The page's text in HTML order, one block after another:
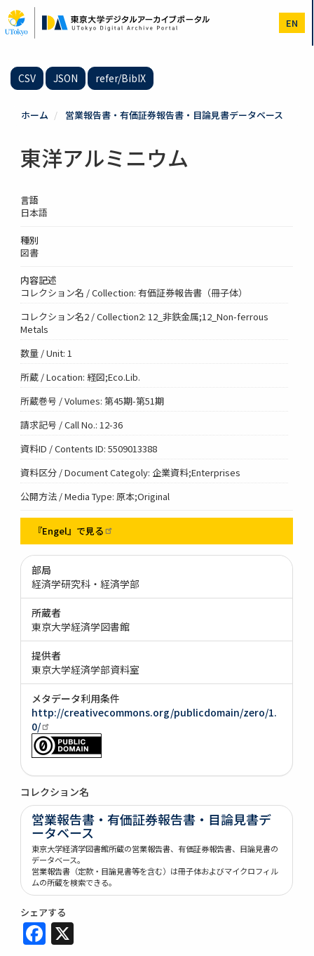
イ
ン
EN
CSV JSON refer/BibIX
ホーム 営業報告書・有価証券報告書・目論見書データベース
東洋アルミニウム
言語
日本語
種別
図書
内容記述
コレクション名 / Collection: 有価証券報告書（冊子体）
コレクション名2 / Collection2: 12_非鉄金属;12_Non-ferrous
Metals
数量 / Unit: 1
所蔵 / Location: 経図;Eco.Lib.
所蔵巻号 / Volumes: 第45期-第51期
請求記号 / Call No.: 12-36
資料ID / Contents ID: 5509013388
資料区分 / Document Categoly: 企業資料;Enterprises
公開方法 / Media Type: 原本;Original
『Engel』で見る
部局
経済学研究科・経済学部
所蔵者
東京大学経済学図書館
提供者
東京大学経済学部資料室
メタデータ利用条件
http://creativecommons.org/publicdomain/zero/1.
0/
コレクション名
営業報告書・有価証券報告書・目論見書デ
ータベース
東京大学経済学図書館所蔵の営業報告書、有価証券報告書、目論見書の
データベース。
営業報告書（定款・目論見書等を含む）は冊子体およびマイクロフィル
ムの所蔵を検索できる。
シェアする
Facebook